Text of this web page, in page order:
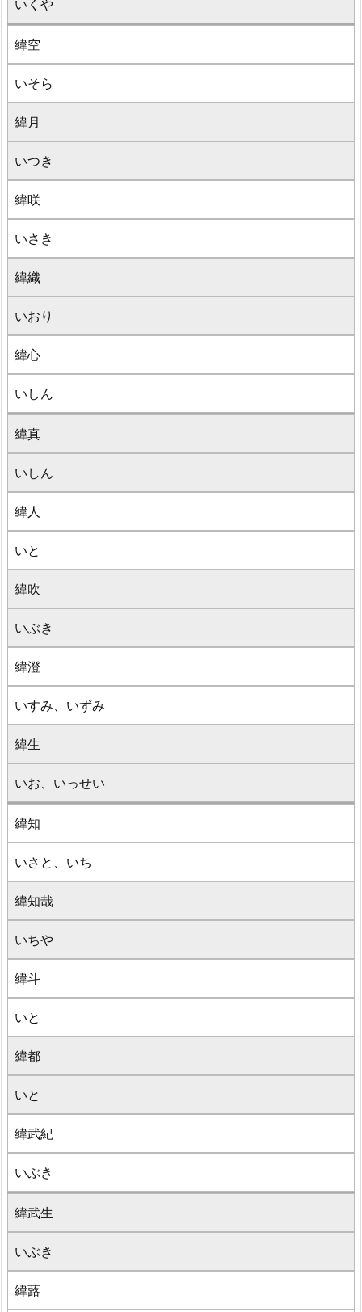
いくや
緯空
いそら
緯月
いつき
緯咲
いさき
緯織
いおり
緯心
いしん
緯真
いしん
緯人
いと
緯吹
いぶき
緯澄
いすみ、いずみ
緯生
いお、いっせい
緯知
いさと、いち
緯知哉
いちや
緯斗
いと
緯都
いと
緯武紀
いぶき
緯武生
いぶき
緯蕗